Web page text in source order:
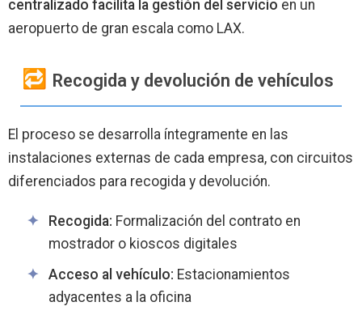
centralizado facilita la gestión del servicio en un
aeropuerto de gran escala como LAX.
Recogida y devolución de vehículos
El proceso se desarrolla íntegramente en las
instalaciones externas de cada empresa, con circuitos
diferenciados para recogida y devolución.
Recogida: Formalización del contrato en
mostrador o kioscos digitales
Acceso al vehículo: Estacionamientos
adyacentes a la oficina